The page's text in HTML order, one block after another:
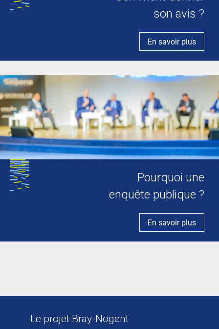
son avis ?
En savoir plus
Pourquoi une
enquête publique ?
En savoir plus
Le projet Bray-Nogent